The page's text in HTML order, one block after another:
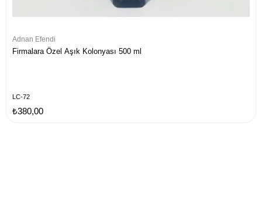
Adnan Efendi
Firmalara Özel Aşık Kolonyası 500 ml
LC-72
₺380,00